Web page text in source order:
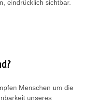
eindrücklich sichtbar.
Menschen um die
unseres